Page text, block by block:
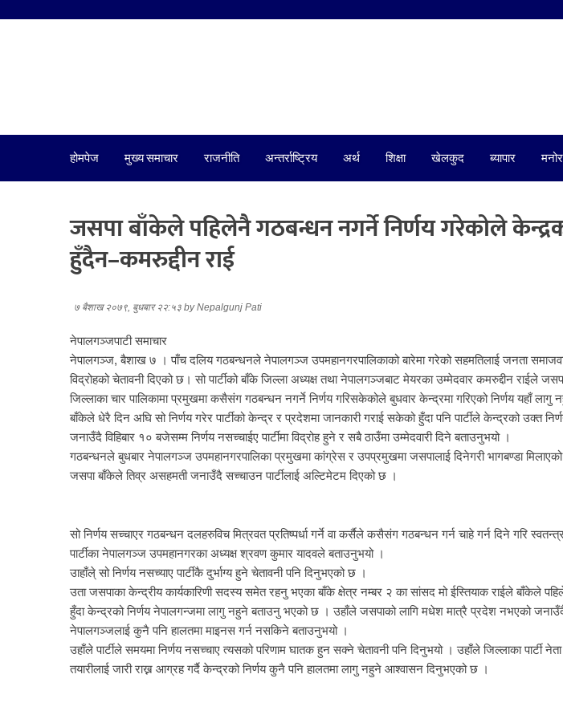
होमपेज मुख्य समाचार राजनीति अन्तर्राष्ट्रिय अर्थ शिक्षा खेलकुद ब्यापार
जसपा बाँकेले पहिलेनै गठबन्धन नगर्ने निर्णय गरेकोले
हुँदैन–कमरुद्दीन राई
७ बैशाख २०७९, बुधबार २२:५३ byNepalgunj Pati
नेपालगञ्जपाटी समाचार
नेपालगञ्ज, बैशाख ७ । पाँच दलिय गठबन्धनले नेपालगञ्ज उपमहानगरपालिकाको बारेमा गरेको सहमतिलाई जनता
विद्रोहको चेतावनी दिएको छ। सो पार्टीको बाँके जिल्ला अध्यक्ष तथा नेपालगञ्जबाट मेयरका उम्मेदवार कमरुद्दीन राईले
जिल्लाका चार पालिकामा प्रमुखमा कसैसंग गठबन्धन नगर्ने निर्णय गरिसकेकोले बुधवार केन्द्रमा गरिएको निर्णय यहाँ
बाँकेले धेरै दिन अघि सो निर्णय गरेर पार्टीको केन्द्र र प्रदेशमा जानकारी गराई सकेको हुँदा पनि पार्टीले केन्द्रको उक्त
जनाउँदै विहिबार १० बजेसम्म निर्णय नसच्चाईए पार्टीमा विद्रोह हुने र सबै ठाउँमा उम्मेदवारी दिने बताउनुभयो ।
गठबन्धनले बुधबार नेपालगञ्ज उपमहानगरपालिका प्रमुखमा कांग्रेस र उपप्रमुखमा जसपालाई दिनेगरी भागबण्डा
जसपा बाँकेले तिव्र असहमती जनाउँदै सच्चाउन पार्टीलाई अल्टिमेटम दिएको छ ।
सो निर्णय सच्चाएर गठबन्धन दलहरुविच मित्रवत प्रतिष्पर्धा गर्ने वा कर्सैले कसैसंग गठबन्धन गर्न चाहे गर्न दिने गरि
पार्टीका नेपालगञ्ज उपमहानगरका अध्यक्ष श्रवण कुमार यादवले बताउनुभयो ।
उाहाँले् सो निर्णय नसच्याए पार्टीकै दुर्भाग्य हुने चेतावनी पनि दिनुभएको छ ।
उता जसपाका केन्द्रीय कार्यकारिणी सदस्य समेत रहनु भएका बाँके क्षेत्र नम्बर २ का सांसद मो ईस्तियाक राईले बाँकेले
हुँदा केन्द्रको निर्णय नेपालगन्जमा लागु नहुने बताउनु भएको छ । उहाँले जसपाको लागि मधेश मात्रै प्रदेश नभएको
नेपालगञ्जलाई कुनै पनि हालतमा माइनस गर्न नसकिने बताउनुभयो ।
उहाँले पार्टीले समयमा निर्णय नसच्चाए त्यसको परिणाम घातक हुन सक्ने चेतावनी पनि दिनुभयो । उहाँले जिल्लाका पार्टी नेता
तयारीलाई जारी राख्न आग्रह गर्दै केन्द्रको निर्णय कुनै पनि हालतमा लागु नहुने आश्वासन दिनुभएको छ ।